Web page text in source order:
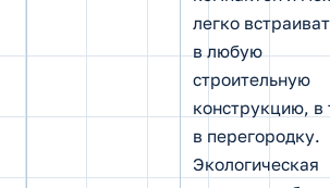
легко
в любую
строительную
конструкцию, в
в перегородку.
Экологическая